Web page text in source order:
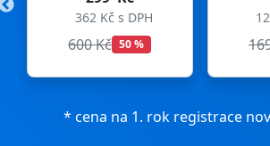
120 Kč s DPH
169 Kč
* cena na 1. rok registrace